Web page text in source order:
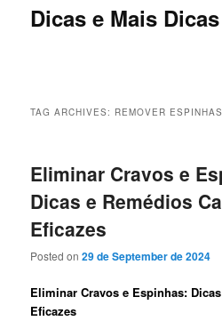
Dicas e Mais Dicas
TAG ARCHIVES: REMOVER ESPINHAS
Eliminar Cravos e
Dicas e Remédios
Eficazes
Posted on29 de September de 2024
Eliminar Cravos e Espinhas:
Eficazes